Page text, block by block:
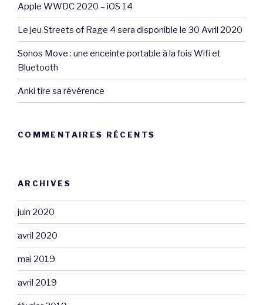
Apple WWDC 2020 – iOS 14
Le jeu Streets of Rage 4 sera disponible le 30 Avril 2020
Sonos Move : une enceinte portable à la fois Wifi et
Bluetooth
Anki tire sa révérence
COMMENTAIRES RÉCENTS
ARCHIVES
juin 2020
avril 2020
mai 2019
avril 2019